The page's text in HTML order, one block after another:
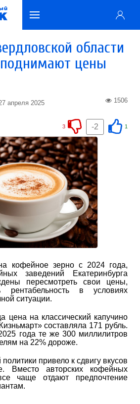
области
цены
апреля 2025 1506
1
-2
3
кофейное зерно с 2024 года,
заведений Екатеринбурга
пересмотреть свои цены,
рентабельность в условиях
ситуации.
цена на классический капучино
составляла 171 рубль.
года те же 300 миллилитров
на 22% дороже.
привело к сдвигу вкусов
Вместо авторских кофейных
чаще отдают предпочтение